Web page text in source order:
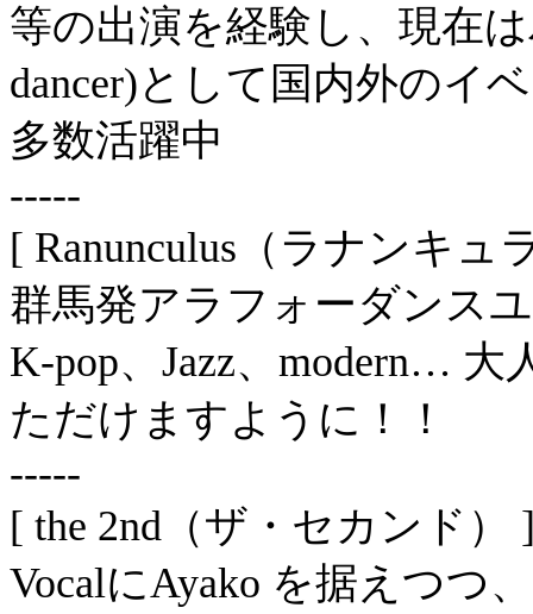
等の出演を経験し、現在
dancer)として国内外のイ
多数活躍中
-----
[ Ranunculus（ラナンキュ
群馬発アラフォーダンス
K-pop、Jazz、modern…
ただけますように！！
-----
[ the 2nd（ザ・セカンド）
VocalにAyako を据えつつ